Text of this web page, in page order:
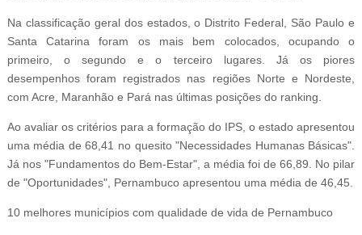
Na classificação geral dos estados, o Distrito Federal, São Paulo e
Santa Catarina foram os mais bem colocados, ocupando o
primeiro, o segundo e o terceiro lugares. Já os piores
desempenhos foram registrados nas regiões Norte e Nordeste,
com Acre, Maranhão e Pará nas últimas posições do ranking.
Ao avaliar os critérios para a formação do IPS, o estado apresentou
uma média de 68,41 no quesito "Necessidades Humanas Básicas".
Já nos "Fundamentos do Bem-Estar", a média foi de 66,89. No pilar
de "Oportunidades", Pernambuco apresentou uma média de 46,45.
10 melhores municípios com qualidade de vida de Pernambuco